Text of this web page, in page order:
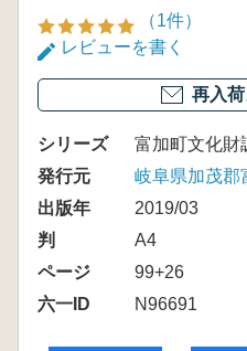
（1件）
レビューを書く
再入
シリーズ
富加町文化財
発行元
岐阜県加茂郡
出版年
2019/03
判
A4
ページ
99+26
六一ID
N96691